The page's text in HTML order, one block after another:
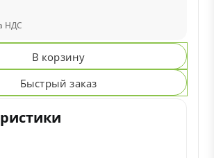
НДС
В корзину
Быстрый заказ